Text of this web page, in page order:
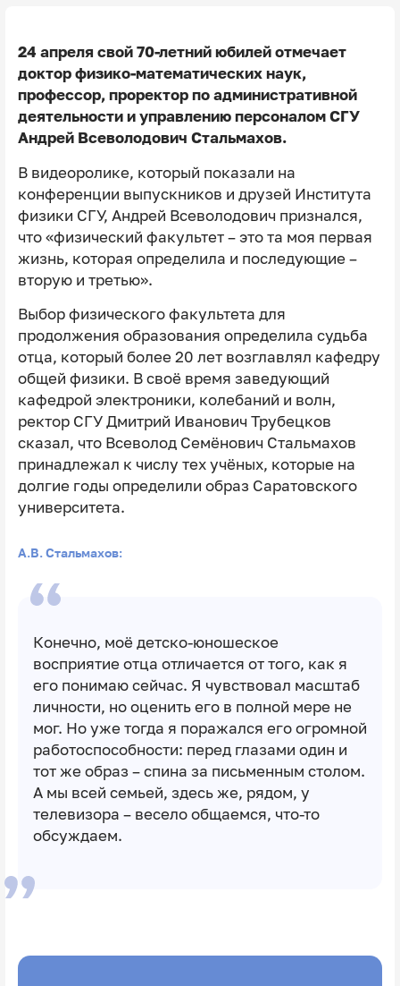
24 апреля свой 70-летний юбилей отмечает
доктор физико-математических наук,
профессор, проректор по административной
деятельности и управлению персоналом СГУ
Андрей Всеволодович Стальмахов.
В видеоролике, который показали на
конференции выпускников и друзей Института
физики СГУ, Андрей Всеволодович признался,
что «физический факультет – это та моя первая
жизнь, которая определила и последующие –
вторую и третью».
Выбор физического факультета для
продолжения образования определила судьба
отца, который более 20 лет возглавлял кафедру
общей физики. В своё время заведующий
кафедрой электроники, колебаний и волн,
ректор СГУ Дмитрий Иванович Трубецков
сказал, что Всеволод Семёнович Стальмахов
принадлежал к числу тех учёных, которые на
долгие годы определили образ Саратовского
университета.
А.В. Стальмахов:
Конечно, моё детско-юношеское
восприятие отца отличается от того, как я
его понимаю сейчас. Я чувствовал масштаб
личности, но оценить его в полной мере не
мог. Но уже тогда я поражался его огромной
работоспособности: перед глазами один и
тот же образ – спина за письменным столом.
А мы всей семьей, здесь же, рядом, у
телевизора – весело общаемся, что-то
обсуждаем.